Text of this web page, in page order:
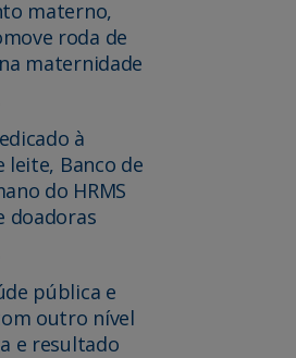
materno,
roda de
maternidade
à
leite, Banco de
do HRMS
doadoras
pública e
outro nível
e resultado